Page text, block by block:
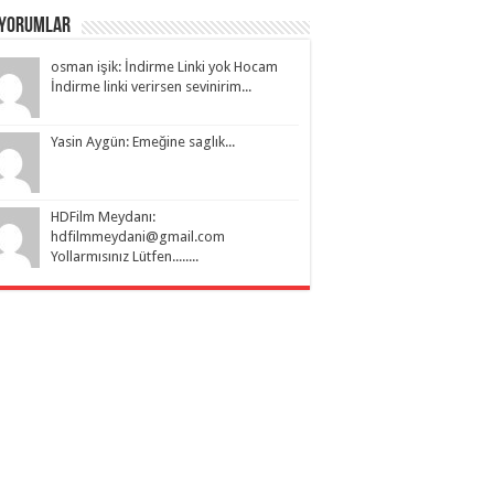
osman işik: İndirme Linki yok Hocam
İndirme linki verirsen sevinirim...
Yasin Aygün: Emeğine saglık...
HDFilm Meydanı:
hdfilmmeydani@gmail.com
Yollarmısınız Lütfen........